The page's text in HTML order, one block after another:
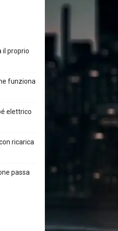
il proprio
funziona
elettrico
ricarica
passa